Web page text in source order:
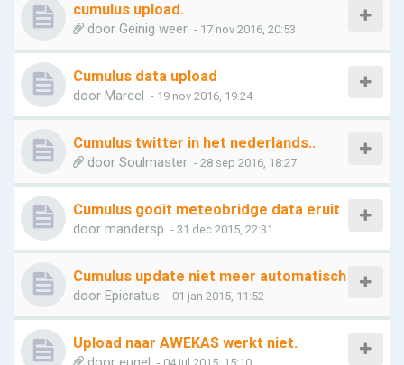
cumulus upload.
door Geinig weer - 17 nov 2016, 20:53
Cumulus data upload
door Marcel - 19 nov 2016, 19:24
Cumulus twitter in het nederlands..
door Soulmaster - 28 sep 2016, 18:27
Cumulus gooit meteobridge data eruit
door mandersp - 31 dec 2015, 22:31
Cumulus update niet meer automatisch
door Epicratus - 01 jan 2015, 11:52
Upload naar AWEKAS werkt niet.